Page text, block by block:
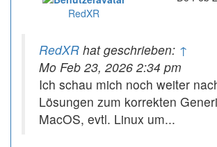
RedXROnline
RedXR hat geschrieben: ↑
Mo Feb 23, 2026 2:34 pm
Ich schau mich noch weiter
Lösungen zum korrekten
MacOS, evtl. Linux um...